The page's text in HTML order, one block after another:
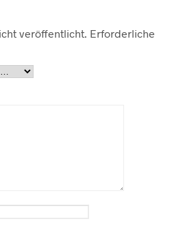
veröffentlicht. Erforderliche